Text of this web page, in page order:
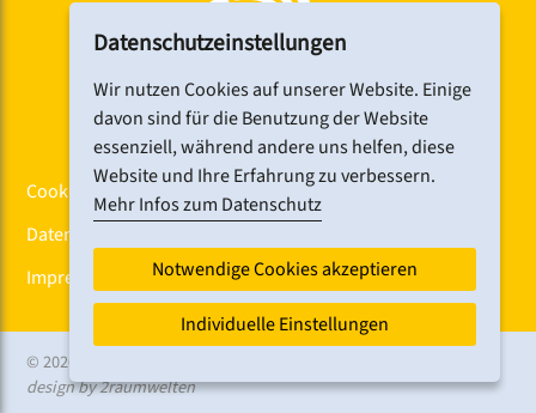
Cookiebanner
Datenschutz
Impressum
© 2026 CHORFEST
design by 2raumwelten
Datenschutzeinstellungen
Wir nutzen Cookies auf unserer Website. Einige
davon sind für die Benutzung der Website
essenziell, während andere uns helfen, diese
Website und Ihre Erfahrung zu verbessern.
Mehr Infos zum Datenschutz
Notwendige Cookies akzeptieren
Individuelle Einstellungen